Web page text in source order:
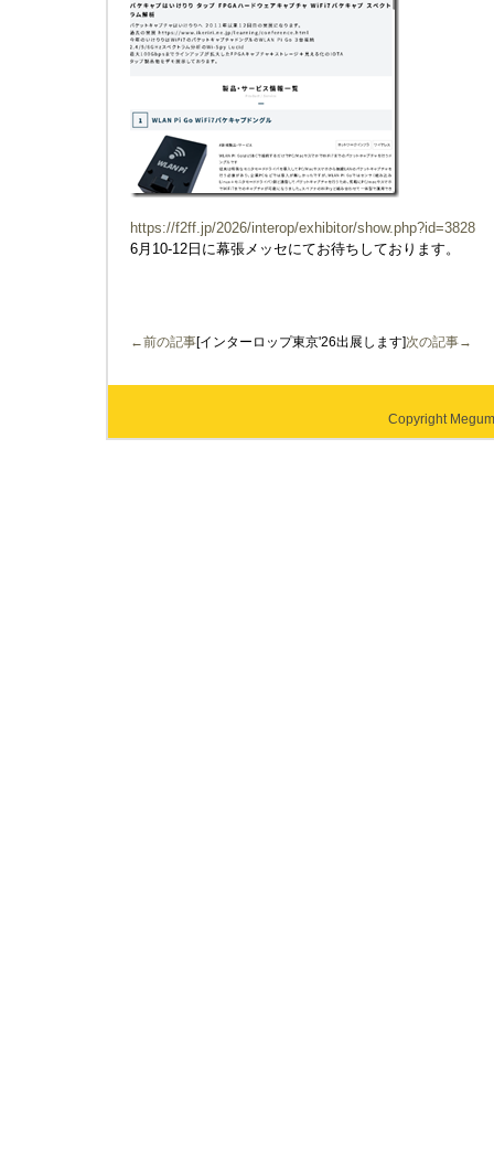
https://f2ff.jp/2026/interop/exhibitor/show.php?id=3828
6月10-12日に幕張メッセにてお待ちしております。
←前の記事[インターロップ東京'26出展します]次の記事→
Copyright